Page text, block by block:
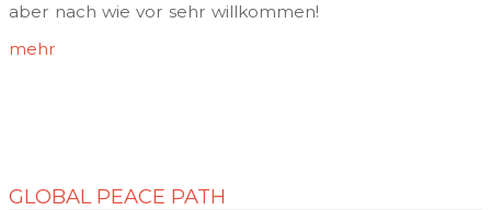
aber nach wie vor sehr willkommen!
mehr
GLOBAL PEACE PATH